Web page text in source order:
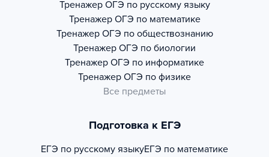
Тренажер ОГЭ по русскому языку
Тренажер ОГЭ по математике
Тренажер ОГЭ по обществознанию
Тренажер ОГЭ по биологии
Тренажер ОГЭ по информатике
Тренажер ОГЭ по физике
Все предметы
Подготовка к ЕГЭ
ЕГЭ по русскому языкуЕГЭ по математике